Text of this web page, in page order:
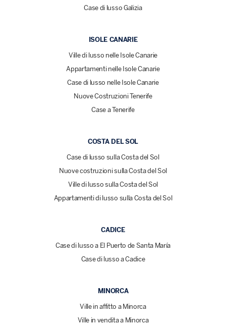
Case di lusso Galizia
ISOLE CANARIE
Ville di lusso nelle Isole Canarie
Appartamenti nelle Isole Canarie
Case di lusso nelle Isole Canarie
Nuove Costruzioni Tenerife
Case a Tenerife
COSTA DEL SOL
Case di lusso sulla Costa del Sol
Nuove costruzioni sulla Costa del Sol
Ville di lusso sulla Costa del Sol
Appartamenti di lusso sulla Costa del Sol
CADICE
Case di lusso a El Puerto de Santa María
Case di lusso a Cadice
MINORCA
Ville in affitto a Minorca
Ville in vendita a Minorca